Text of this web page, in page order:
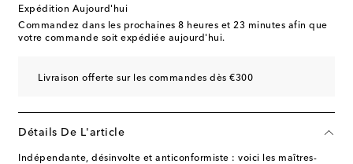
Expédition Aujourd'hui
Commandez dans les prochaines 8 heures et 23 minutes afin que
votre commande soit expédiée aujourd'hui.
Livraison offerte sur les commandes dès €300
Détails De L'article
Indépendante, désinvolte et anticonformiste : voici les maîtres-